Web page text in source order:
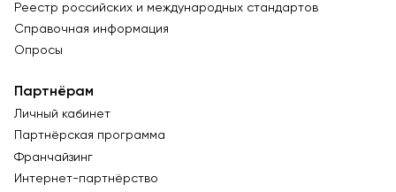
Реестр российских и международных стандартов
Справочная информация
Опросы
Партнёрам
Личный кабинет
Партнёрская программа
Франчайзинг
Интернет-партнёрство